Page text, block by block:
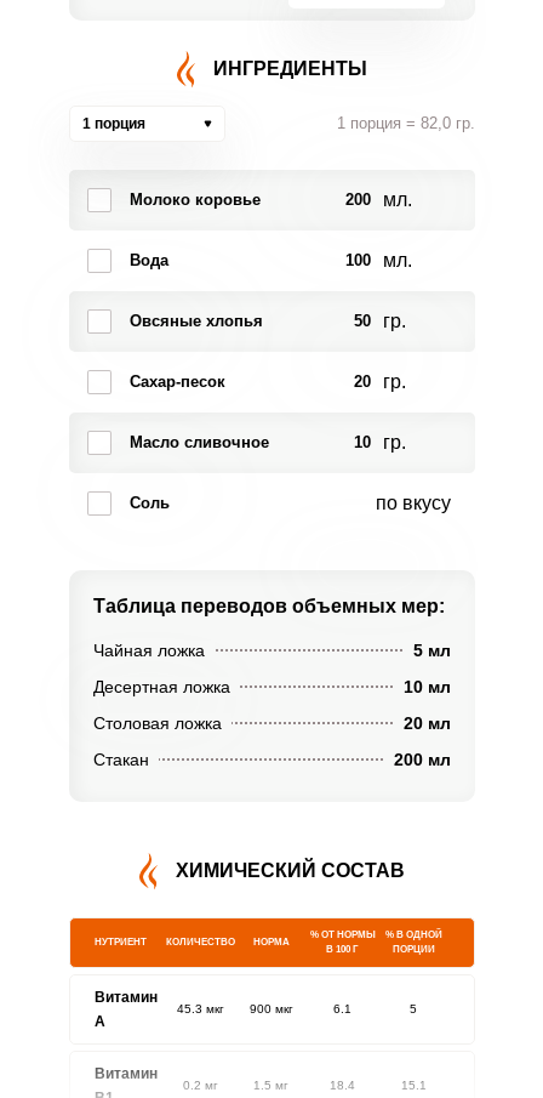
ИНГРЕДИЕНТЫ
1 порция 1 порция = 82,0 гр.
Молоко коровье 200 мл.
Вода 100 мл.
Овсяные хлопья 50 гр.
Сахар-песок 20 гр.
Масло сливочное 10 гр.
Соль по вкусу
Таблица переводов объемных мер:
Чайная ложка
5 мл
Десертная ложка
10 мл
Столовая ложка
20 мл
Стакан
200 мл
ХИМИЧЕСКИЙ СОСТАВ
НУТРИЕНТ КОЛИЧЕСТВО НОРМА
% ОТ НОРМЫ
В 100 Г
% В ОДНОЙ
ПОРЦИИ
Витамин
A
45.3 мкг 900 мкг 6.1 5
Витамин
0.2 мг 1.5 мг 18.4 15.1